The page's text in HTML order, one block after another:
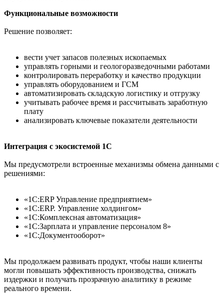
Функциональные возможности
Решение позволяет:
вести учет запасов полезных ископаемых
управлять горными и геологоразведочными работами
контролировать переработку и качество продукции
управлять оборудованием и ГСМ
автоматизировать складскую логистику и отгрузку
учитывать рабочее время и рассчитывать заработную
плату
анализировать ключевые показатели деятельности
Интеграция с экосистемой 1С
Мы предусмотрели встроенные механизмы обмена данными с
решениями:
«1С:ERP Управление предприятием»
«1С:ERP. Управление холдингом»
«1С:Комплексная автоматизация»
«1С:Зарплата и управление персоналом 8»
«1С:Документооборот»
Мы продолжаем развивать продукт, чтобы наши клиенты
могли повышать эффективность производства, снижать
издержки и получать прозрачную аналитику в режиме
реального времени.